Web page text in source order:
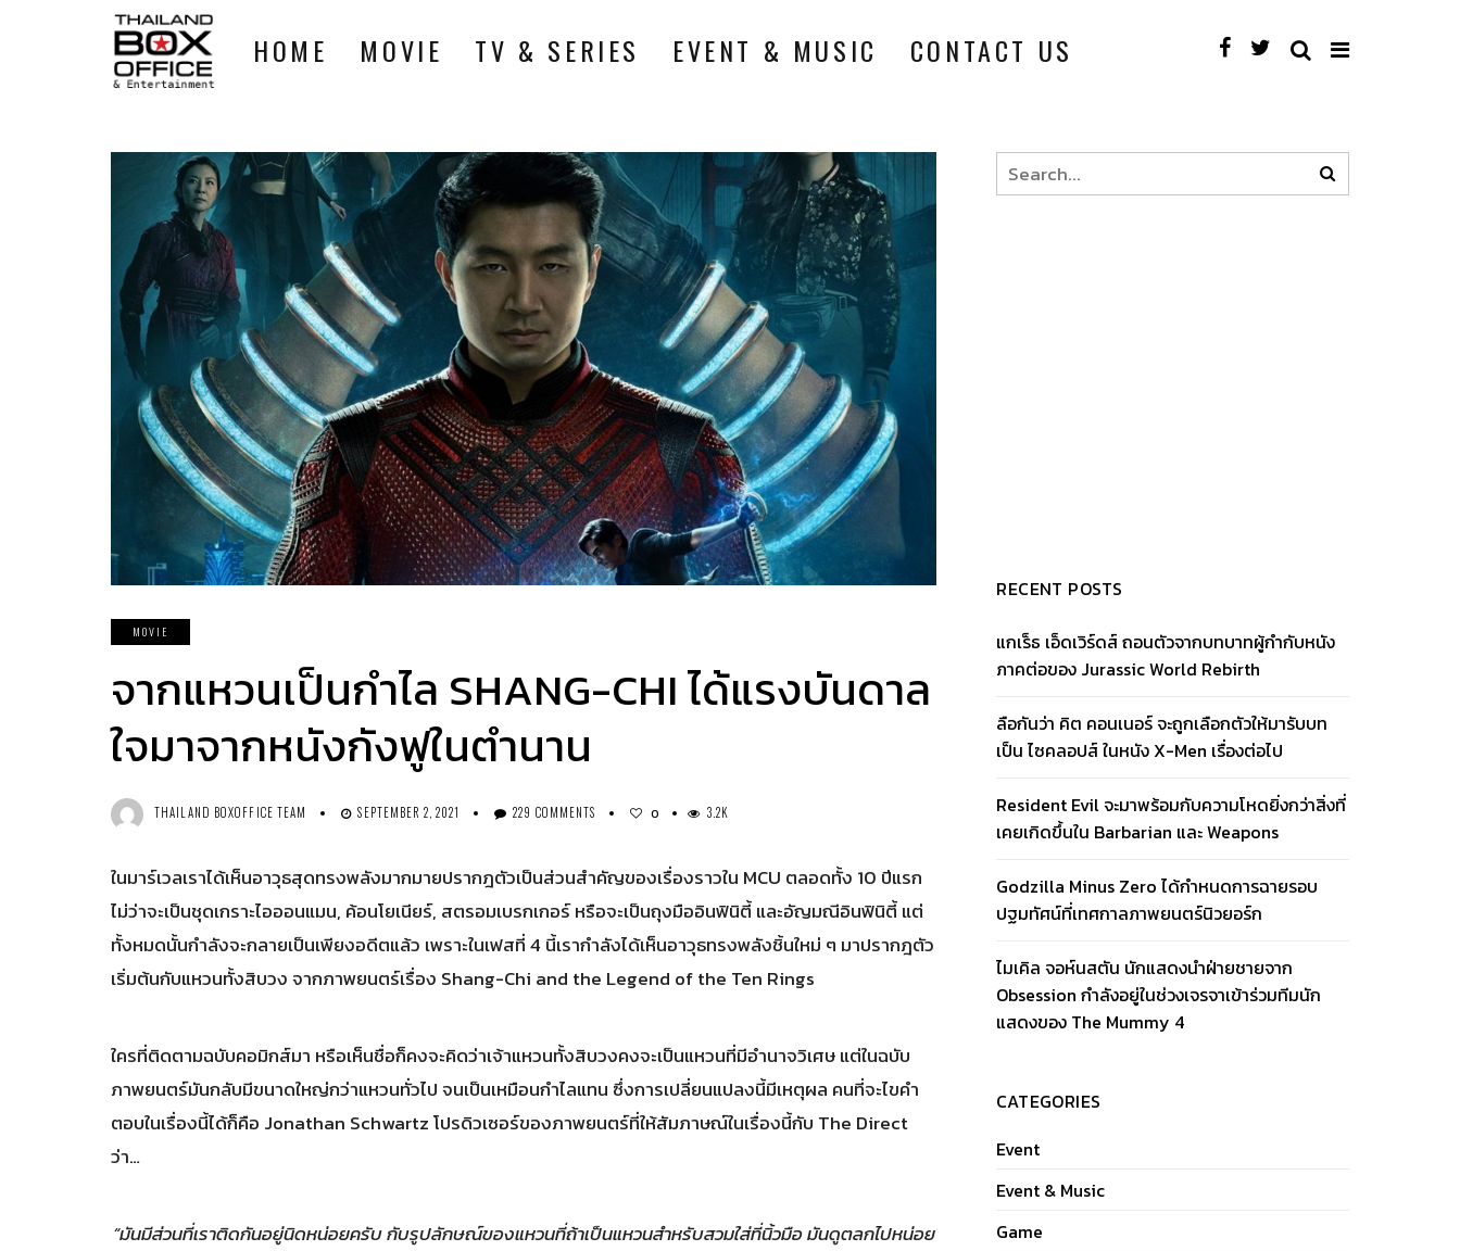
HOME MOVIE TV & SERIES EVENT & MUSIC CONTACT US
MOVIE
จากแหวนเป็นกำไล SHANG-CHI ได้แรงบันดาล
ใจมาจากหนังกังฟูในตำนาน
THAILAND BOXOFFICE TEAM SEPTEMBER 2, 2021 229 COMMENTS 0 3.2K
ในมาร์เวลเราได้เห็นอาวุธสุดทรงพลังมากมายปรากฎตัวเป็นส่วนสำคัญของเรื่องราวใน MCU ตลอดทั้ง 10 ปีแรก
ไม่ว่าจะเป็นชุดเกราะไอออนแมน, ค้อนโยเนียร์, สตรอมเบรกเกอร์ หรือจะเป็นถุงมืออินฟินิตี้ และอัญมณีอินฟินิตี้ แต่
ทั้งหมดนั้นกำลังจะกลายเป็นเพียงอดีตแล้ว เพราะในเฟสที่ 4 นี้เรากำลังได้เห็นอาวุธทรงพลังชิ้นใหม่ ๆ มาปรากฎตัว
เริ่มต้นกับแหวนทั้งสิบวง จากภาพยนตร์เรื่อง Shang-Chi and the Legend of the Ten Rings
ใครที่ติดตามฉบับคอมิกส์มา หรือเห็นชื่อก็คงจะคิดว่าเจ้าแหวนทั้งสิบวงคงจะเป็นแหวนที่มีอำนาจวิเศษ แต่ในฉบับ
ภาพยนตร์มันกลับมีขนาดใหญ่กว่าแหวนทั่วไป จนเป็นเหมือนกำไลแทน ซึ่งการเปลี่ยนแปลงนี้มีเหตุผล คนที่จะไขคำ
ตอบในเรื่องนี้ได้ก็คือ Jonathan Schwartz โปรดิวเซอร์ของภาพยนตร์ที่ให้สัมภาษณ์ในเรื่องนี้กับ The Direct
ว่า…
“มันมีส่วนที่เราติดกันอยู่นิดหน่อยครับ กับรูปลักษณ์ของแหวนที่ถ้าเป็นแหวนสำหรับสวมใส่ที่นิ้วมือ มันดูตลกไปหน่อย
RECENT POSTS
แกเร็ธ เอ็ดเวิร์ดส์ ถอนตัวจากบทบาทผู้กำกับหนัง
ภาคต่อของ Jurassic World Rebirth
ลือกันว่า คิต คอนเนอร์ จะถูกเลือกตัวให้มารับบท
เป็น ไซคลอปส์ ในหนัง X-Men เรื่องต่อไป
Resident Evil จะมาพร้อมกับความโหดยิ่งกว่าสิ่งที่
เคยเกิดขึ้นใน Barbarian และ Weapons
Godzilla Minus Zero ได้กำหนดการฉายรอบ
ปฐมทัศน์ที่เทศกาลภาพยนตร์นิวยอร์ก
ไมเคิล จอห์นสตัน นักแสดงนำฝ่ายชายจาก
Obsession กำลังอยู่ในช่วงเจรจาเข้าร่วมทีมนัก
แสดงของ The Mummy 4
CATEGORIES
Event
Event & Music
Game